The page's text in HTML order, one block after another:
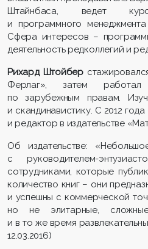
Штайнбаса, ведет
и программного
Сфера интересов –
деятельность редколлегий и
Рихард Штойбер
Ферлаг», затем
по зарубежным правам.
и скандинавистику. С 2012
и редактор в издательстве
Об издательстве:
с руководителем-
сотрудниками, которые
количество книг – они
и успешны с коммерческой
но не элитарные,
и в то же время
12.03.2016)